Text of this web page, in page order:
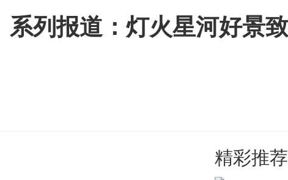
系列报道：灯火星河好景
精彩推荐